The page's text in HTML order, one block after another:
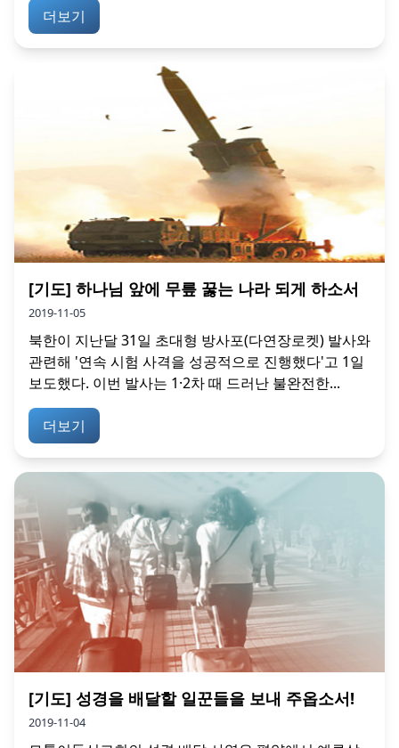
더보기
[기도] 하나님 앞에 무릎 꿇는 나라 되게 하소서
2019-11-05
북한이 지난달 31일 초대형 방사포(다연장로켓) 발사와
관련해 '연속 시험 사격을 성공적으로 진행했다'고 1일
보도했다. 이번 발사는 1·2차 때 드러난 불완전한...
더보기
[기도] 성경을 배달할 일꾼들을 보내 주옵소서!
2019-11-04